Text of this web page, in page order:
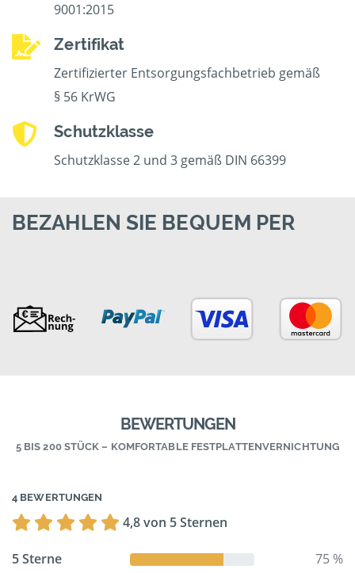
9001:2015
Zertifikat
Zertifizierter Entsorgungsfachbetrieb gemäß
§ 56 KrWG
Schutzklasse
Schutzklasse 2 und 3 gemäß DIN 66399
BEZAHLEN SIE BEQUEM PER
BEWERTUNGEN
5 BIS 200 STÜCK – KOMFORTABLE FESTPLATTENVERNICHTUNG
4 BEWERTUNGEN
4,8 von 5 Sternen
5 Sterne
75 %